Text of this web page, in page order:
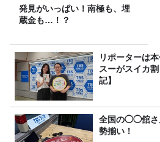
発見がいっぱい！南極も、埋
蔵金も…！？
リポーターは
スーがスイカ
記】
全国の◯◯舘さ
勢揃い！